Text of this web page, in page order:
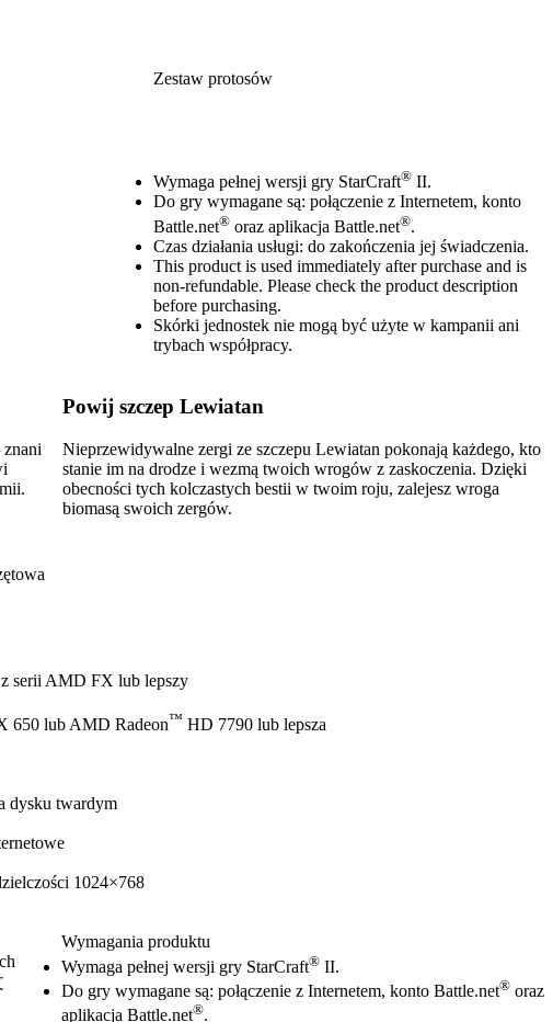
Zestaw protosów
Available actions
Wymaga pełnej wersji gry StarCraft® II.
Do gry wymagane są: połączenie z Internetem, konto
Battle.net® oraz aplikacja Battle.net®.
Czas działania usługi: do zakończenia jej świadczenia.
This product is used immediately after purchase and is
non-refundable. Please check the product description
before purchasing.
Skórki jednostek nie mogą być użyte w kampanii ani
trybach współpracy.
Powij szczep Lewiatan
Nieprzewidywalne zergi ze szczepu Lewiatan pokonają każdego, kto
stanie im na drodze i wezmą twoich wrogów z zaskoczenia. Dzięki
obecności tych kolczastych bestii w twoim roju, zalejesz wroga
biomasą swoich zergów.
serii AMD FX lub lepszy
650 lub AMD Radeon™ HD 7790 lub lepsza
dysku twardym
1024×768
Wymagania produktu
Wymaga pełnej wersji gry StarCraft® II.
Do gry wymagane są: połączenie z Internetem, konto Battle.net® oraz
aplikacja Battle.net®.